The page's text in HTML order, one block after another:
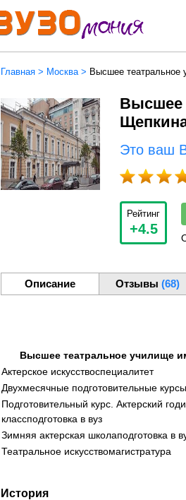
Главная > Москва> Высшее
Высшее
Это ваш
Рейтинг
+4.5
Описание Отзывы(68)
Высшее театральное училище
Актерское искусствоспециалитет
Двухмесячные подготовительные курсы
Подготовительный курс. Актерский
классподготовка в вуз
Зимняя актерская школаподготовка в
Театральное искусствомагистратура
История